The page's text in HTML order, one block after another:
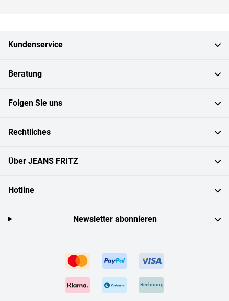
Kundenservice
Beratung
Folgen Sie uns
Rechtliches
Über JEANS FRITZ
Hotline
Rechnung
Newsletter abonnieren